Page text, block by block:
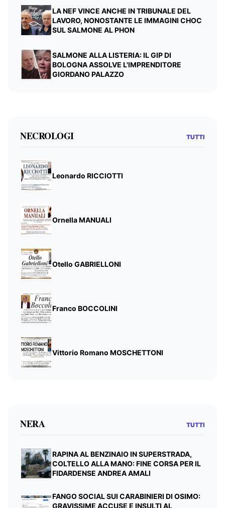
LA NEF VINCE ANCHE IN TRIBUNALE DEL
LAVORO, NONOSTANTE LE IMMAGINI CHOC
SUL SALMONE AL PHON
SALMONE ALLA LISTERIA: IL GIP DI
BOLOGNA ASSOLVE L'IMPRENDITORE
GIORDANO PALAZZO
NECROLOGI TUTTI
Leonardo RICCIOTTI
Ornella MANUALI
Otello GABRIELLONI
Franco BOCCOLINI
Vittorio Romano MOSCHETTONI
NERA TUTTI
RAPINA AL BENZINAIO IN SUPERSTRADA,
COLTELLO ALLA MANO: FINE CORSA PER IL
FIDARDENSE ANDREA AMALI
FANGO SOCIAL SUI CARABINIERI DI OSIMO:
GRAVISSIME ACCUSE E INSULTI AL